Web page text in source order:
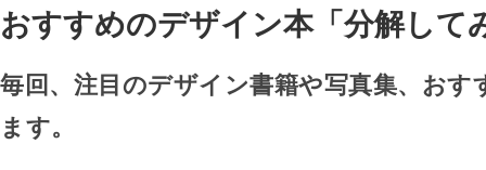
おすすめのデザイン本「分解して
毎回、注目のデザイン書籍や写真集、おす
ます。